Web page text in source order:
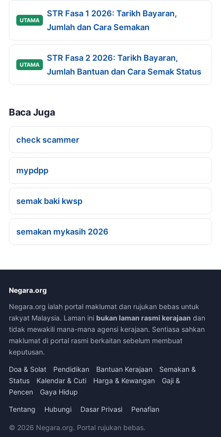
UTAMA
STR Fasa 1 2026: Tarikh Bayaran,
Jumlah dan Cara Semakan
UTAMA
STR Fasa 2 2026: Tarikh Bayaran,
Jumlah Bantuan dan Cara Semak Status
Baca Juga
check scammer
mypdpp
semak baki kwsp
semakan mykasih 2026
Negara.org
Negara.org ialah portal maklumat dan rujukan bebas untuk
rakyat Malaysia. Laman ini bukan laman rasmi kerajaan dan
tidak mewakili mana-mana agensi kerajaan. Sentiasa sahkan
maklumat di portal rasmi berkaitan sebelum membuat
keputusan.
Doa & Solat Pendidikan Bantuan Kerajaan
Semakan &
Status
Kalendar & Cuti Harga & Kewangan
Gaji &
Pencen
Gaya Hidup
Tentang Hubungi Dasar Privasi Penafian
© 2026 Negara.org. Portal rujukan bebas.